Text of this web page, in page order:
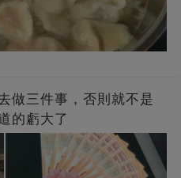
做三件事，否則就不是
的虧大了